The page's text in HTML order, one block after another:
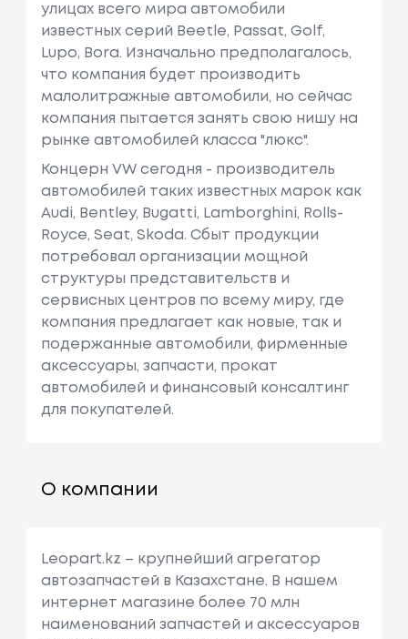
улицах всего мира автомобили
известных серий Beetle, Passat, Golf,
Lupo, Bora. Изначально предполагалось,
что компания будет производить
малолитражные автомобили, но сейчас
компания пытается занять свою нишу на
рынке автомобилей класса "люкс".
Концерн VW сегодня - производитель
автомобилей таких известных марок как
Audi, Bentley, Bugatti, Lamborghini, Rolls-
Royce, Seat, Skoda. Сбыт продукции
потребовал организации мощной
структуры представительств и
сервисных центров по всему миру, где
компания предлагает как новые, так и
подержанные автомобили, фирменные
аксессуары, запчасти, прокат
автомобилей и финансовый консалтинг
для покупателей.
О компании
Leopart.kz – крупнейший агрегатор
автозапчастей в Казахстане. В нашем
интернет магазине более 70 млн
наименований запчастей и аксессуаров